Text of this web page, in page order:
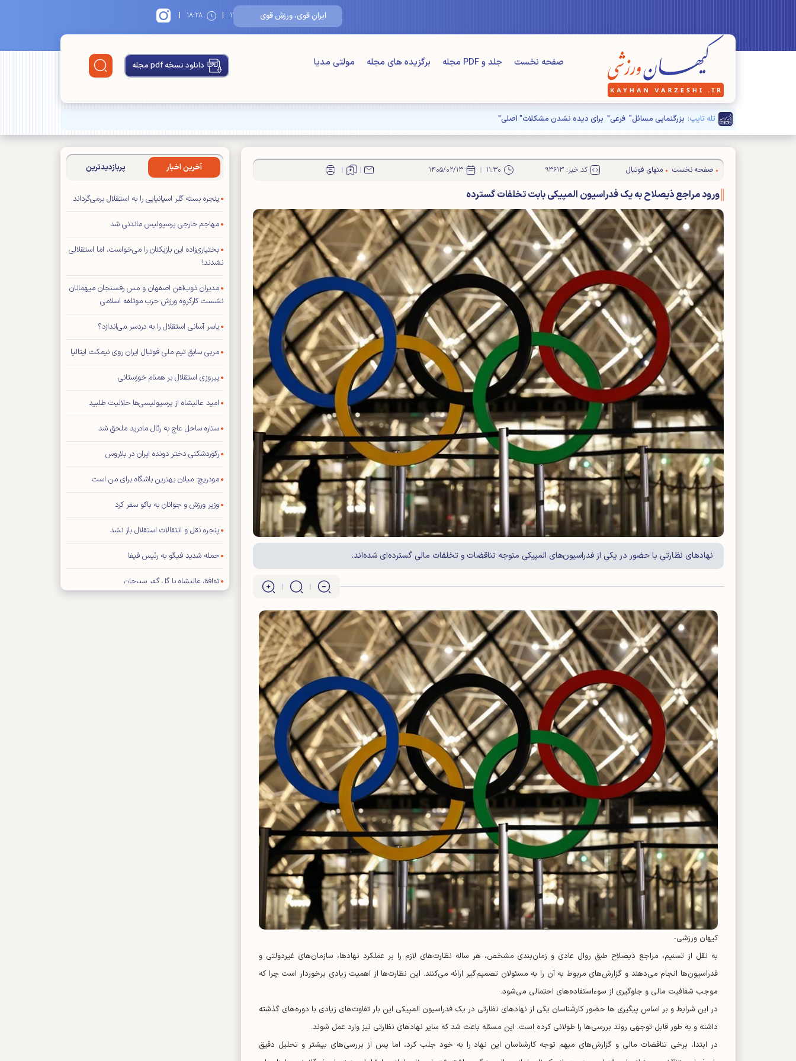
ایرانِ قوی، ورزشِ قوی ۱۶/مرداد/۱۴۰۵ | ۱۸:۲۸ |
صفحه نخست جلد و PDF مجله برگزیده های مجله مولتی مدیا دانلود نسخه pdf مجله
تله تایپ: بزرگنمایی مسائل" فرعی" برای دیده نشدن مشکلات" اصلی"
صفحه نخست منهای فوتبال کد خبر: ۹۳۶۱۳ ۱۱:۳۰ ۱۴۰۵/۰۲/۱۳
ورود مراجع ذیصلاح به یک فدراسیون المپیکی بابت تخلفات گسترده
نهاد‌های نظارتی با حضور در یکی از فدراسیون‌های المپیکی متوجه تناقضات و تخلفات مالی گسترده‌ای شده‌اند.
کیهان ورزشی-
به نقل از تسنیم، مراجع ذیصلاح طبق روال عادی و زمان‌بندی مشخص، هر ساله نظارت‌های لازم را بر عملکرد نهادها، سازمان‌های غیردولتی و
فدراسیون‌ها انجام می‌دهند و گزارش‌های مربوط به آن را به مسئولان تصمیم‌گیر ارائه می‌کنند. این نظارت‌ها از اهمیت زیادی برخوردار است چرا که
موجب شفافیت مالی و جلوگیری از سوءاستفاده‌های احتمالی می‌شود.
در این شرایط و بر اساس پیگیری ها حضور کارشناسان یکی از نهاد‌های نظارتی در یک فدراسیون المپیکی این بار تفاوت‌های زیادی با دوره‌های گذشته
داشته و به طور قابل توجهی روند بررسی‌ها را طولانی کرده است. این مسئله باعث شد که سایر نهاد‌های نظارتی نیز وارد عمل شوند.
در ابتدا، برخی تناقضات مالی و گزارش‌های مبهم توجه کارشناسان این نهاد را به خود جلب کرد، اما پس از بررسی‌های بیشتر و تحلیل دقیق
آخرین اخبار پربازدیدترین
پنجره بسته گلر اسپانیایی را به استقلال برمی‌گرداند
مهاجم خارجی پرسپولیس ماندنی شد
بختیاری‌زاده این بازیکنان را می‌خواست، اما استقلالی
نشدند!
مدیران ذوب‌آهن اصفهان و مس رفسنجان میهمانان
نشست کارگروه ورزش حزب موتلفه اسلامی
یاسر آسانی استقلال را به دردسر می‌اندازد؟
مربی سابق تیم ملی فوتبال ایران روی نیمکت ایتالیا
پیروزی استقلال بر همنام خوزستانی
امید عالیشاه از پرسپولیسی‌ها حلالیت طلبید
ستاره ساحل عاج به رئال مادرید ملحق شد
رکوردشکنی دختر دونده ایران در بلاروس
مودریچ: میلان بهترین باشگاه برای من است
وزیر ورزش و جوانان به باکو سفر کرد
پنجره نقل و انتقالات استقلال باز نشد
حمله شدید فیگو به رئیس فیفا
توافق عالیشاه با گل گهر سیرجان